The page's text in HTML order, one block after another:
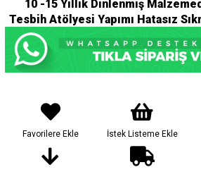
10 -15 Yıllık Dinlenmiş
Tesbih Atölyesi Yapımı Hatasız
Favorilere Ekle İstek Listeme Ekle